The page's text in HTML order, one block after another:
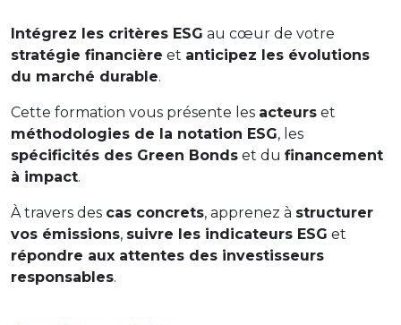
Intégrez les critères ESG au cœur de votre
stratégie financière et anticipez les évolutions
du marché durable.
Cette formation vous présente les acteurs et
méthodologies de la notation ESG, les
spécificités des Green Bonds et du financement
à impact.
À travers des cas concrets, apprenez à structurer
vos émissions, suivre les indicateurs ESG et
répondre aux attentes des investisseurs
responsables.